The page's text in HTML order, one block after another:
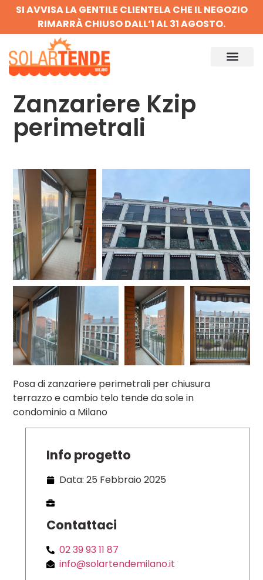
SI AVVISA LA GENTILE CLIENTELA CHE IL NEGOZIO
RIMARRÀ CHIUSO DALL’1 AL 31 AGOSTO.
Zanzariere Kzip
perimetrali
Posa di zanzariere perimetrali per chiusura
terrazzo e cambio telo tende da sole in
condominio a Milano
Info progetto
Data: 25 Febbraio 2025
Contattaci
02 39 93 11 87
info@solartendemilano.it